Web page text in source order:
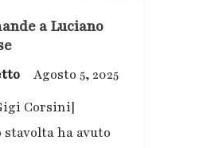
a Luciano
Agosto 5, 2025
Corsini]
ha avuto